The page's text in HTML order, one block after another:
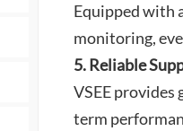
Equipped with
monitoring,
5. Reliable
VSEE
term